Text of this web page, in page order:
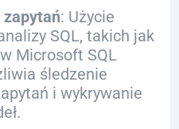
: Użycie
SQL, takich jak
Microsoft SQL
śledzenie
i wykrywanie